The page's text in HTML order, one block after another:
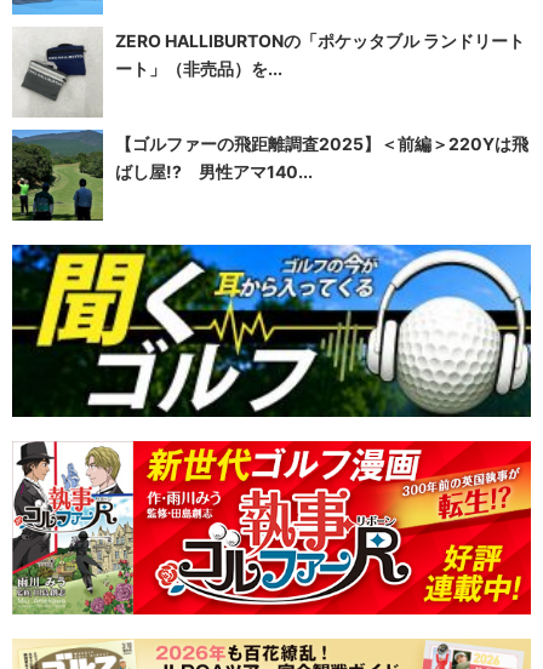
ZERO HALLIBURTONの「ポケッタブル ランドリート
ート」（非売品）を...
【ゴルファーの飛距離調査2025】＜前編＞220Yは飛
ばし屋!? 男性アマ140...